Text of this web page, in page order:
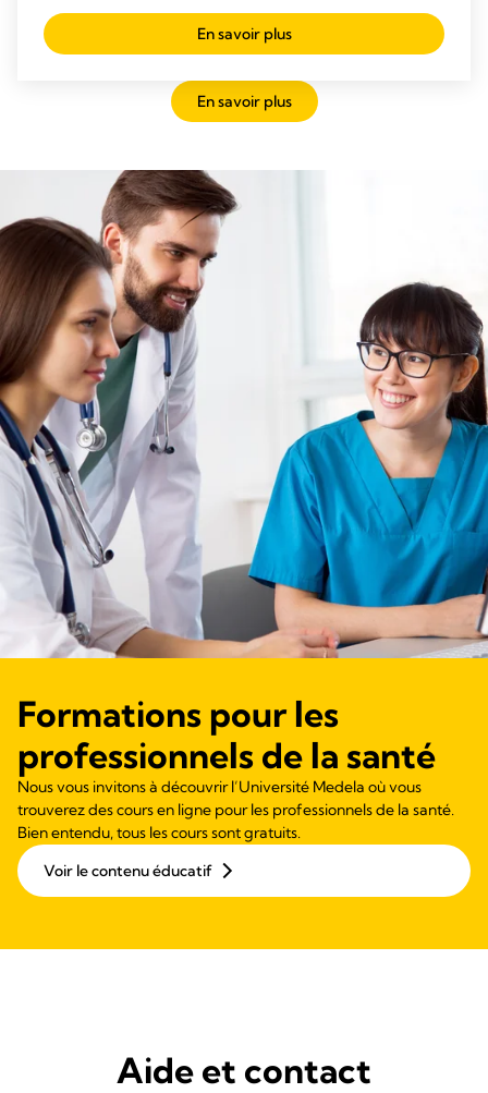
En savoir plus
En savoir plus
Formations pour les
professionnels de la santé
Nous vous invitons à découvrir l’Université Medela où vous
trouverez des cours en ligne pour les professionnels de la santé.
Bien entendu, tous les cours sont gratuits.
Voir le contenu éducatif
Aide et contact